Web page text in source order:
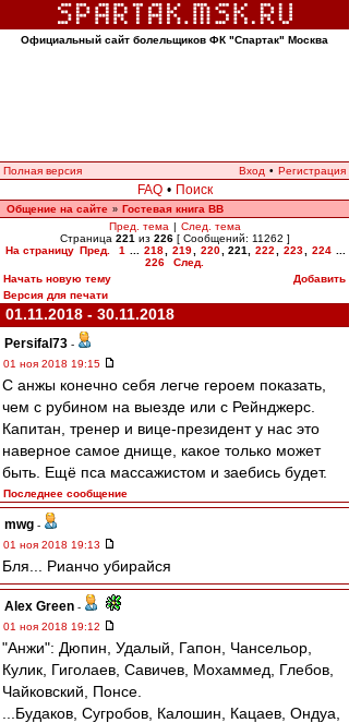
Официальный сайт болельщиков ФК "Спартак" Москва
Полная версия Вход • Регистрация
FAQ • Поиск
Общение на сайте » Гостевая книга ВВ
Пред. тема | След. тема
Страница 221 из 226[ Сообщений: 11262 ]
На страницу Пред. 1 218 219 220 221 222 223 224
226
След.
Начать новую тему
Добавить
Версия для печати
01.11.2018 - 30.11.2018
Persifal73 -
01 ноя 2018 19:15
С анжы конечно себя легче героем показать,
чем с рубином на выезде или с Рейнджерс.
Капитан, тренер и вице-президент у нас это
наверное самое днище, какое только может
быть. Ещё пса массажистом и заебись будет.
Последнее сообщение
mwg -
01 ноя 2018 19:13
Бля... Рианчо убирайся
Alex Green -
01 ноя 2018 19:12
"Анжи": Дюпин, Удалый, Гапон, Чансельор,
Кулик, Гиголаев, Савичев, Мохаммед, Глебов,
Чайковский, Понсе.
...Будаков, Сугробов, Калошин, Кацаев, Ондуа,